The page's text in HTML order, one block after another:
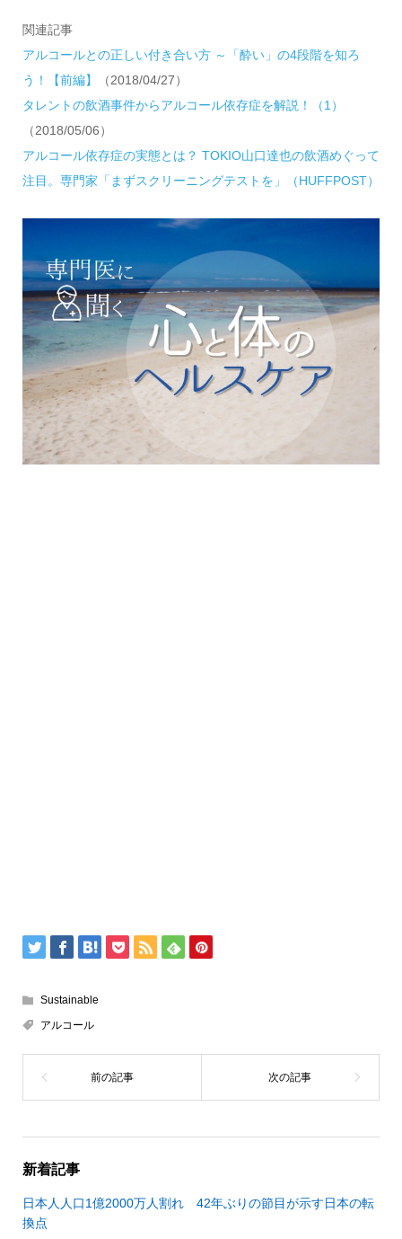
関連記事
アルコールとの正しい付き合い方 ～「酔い」の4段階を知ろ
う！【前編】
（2018/04/27）
タレントの飲酒事件からアルコール依存症を解説！（1）
（2018/05/06）
アルコール依存症の実態とは？ TOKIO山口達也の飲酒めぐって
注目。専門家「まずスクリーニングテストを」（HUFFPOST）
Sustainable
アルコール
新着記事
日本人人口1億2000万人割れ 42年ぶりの節目が示す日本の転
換点